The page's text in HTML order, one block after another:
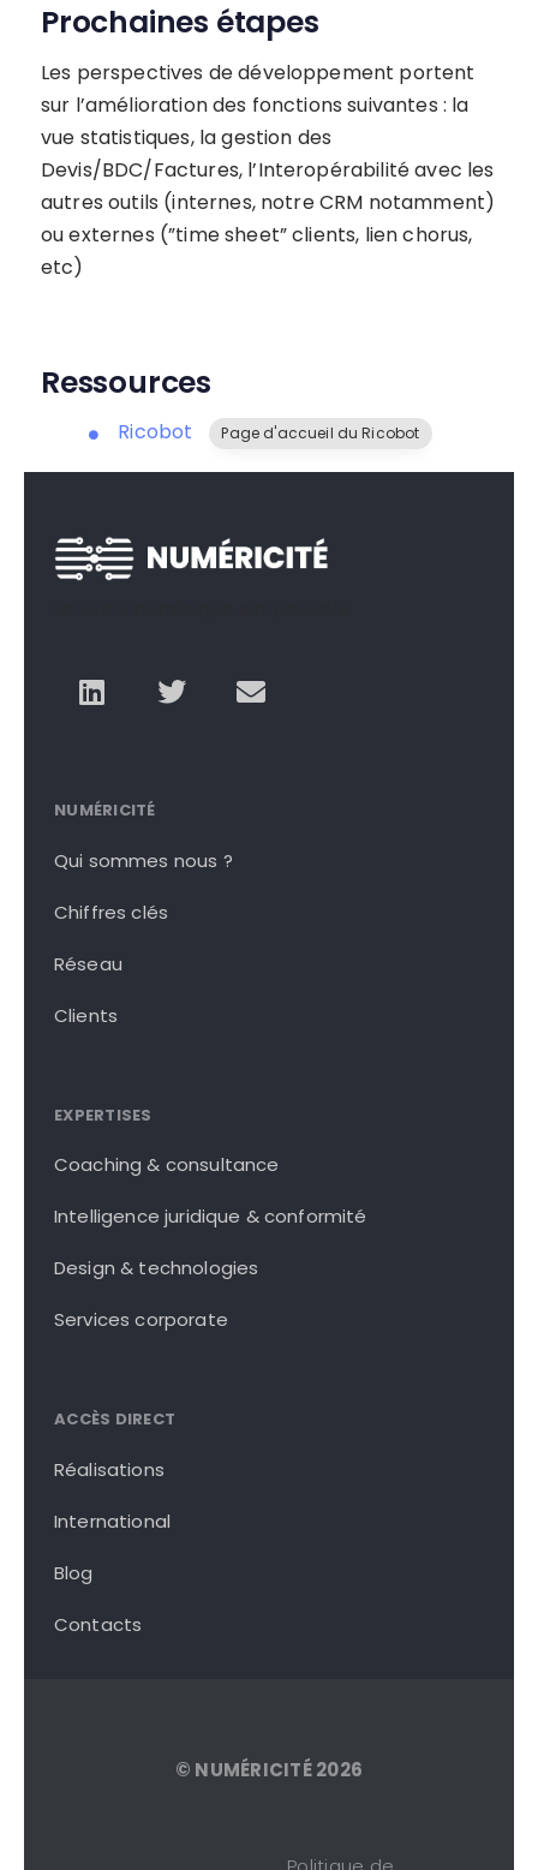
Prochaines étapes
Les perspectives de développement portent
sur l’amélioration des fonctions suivantes : la
vue statistiques, la gestion des
Devis/BDC/Factures, l’Interopérabilité avec les
autres outils (internes, notre CRM notamment)
ou externes (”time sheet” clients, lien chorus,
etc)
Ressources
Ricobot Page d'accueil du Ricobot
NUMÉRICITÉ
Qui sommes nous ?
Chiffres clés
Réseau
Clients
EXPERTISES
Coaching & consultance
Intelligence juridique & conformité
Design & technologies
Services corporate
ACCÈS DIRECT
Réalisations
International
Blog
Contacts
© NUMÉRICITÉ 2026